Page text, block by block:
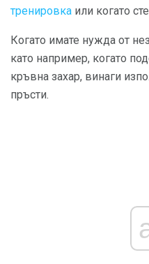
тренировка или когато
Когато имате нужда от
като например, когато
кръвна захар, винаги
пръсти.